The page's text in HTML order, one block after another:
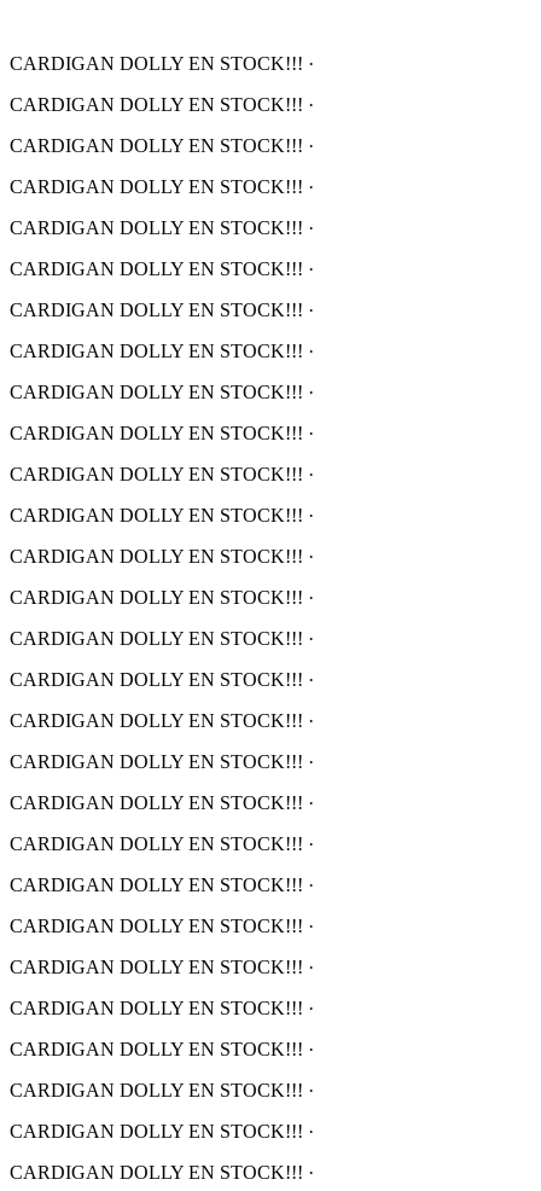
CARDIGAN DOLLY EN STOCK!!! ·
CARDIGAN DOLLY EN STOCK!!! ·
CARDIGAN DOLLY EN STOCK!!! ·
CARDIGAN DOLLY EN STOCK!!! ·
CARDIGAN DOLLY EN STOCK!!! ·
CARDIGAN DOLLY EN STOCK!!! ·
CARDIGAN DOLLY EN STOCK!!! ·
CARDIGAN DOLLY EN STOCK!!! ·
CARDIGAN DOLLY EN STOCK!!! ·
CARDIGAN DOLLY EN STOCK!!! ·
CARDIGAN DOLLY EN STOCK!!! ·
CARDIGAN DOLLY EN STOCK!!! ·
CARDIGAN DOLLY EN STOCK!!! ·
CARDIGAN DOLLY EN STOCK!!! ·
CARDIGAN DOLLY EN STOCK!!! ·
CARDIGAN DOLLY EN STOCK!!! ·
CARDIGAN DOLLY EN STOCK!!! ·
CARDIGAN DOLLY EN STOCK!!! ·
CARDIGAN DOLLY EN STOCK!!! ·
CARDIGAN DOLLY EN STOCK!!! ·
CARDIGAN DOLLY EN STOCK!!! ·
CARDIGAN DOLLY EN STOCK!!! ·
CARDIGAN DOLLY EN STOCK!!! ·
CARDIGAN DOLLY EN STOCK!!! ·
CARDIGAN DOLLY EN STOCK!!! ·
CARDIGAN DOLLY EN STOCK!!! ·
CARDIGAN DOLLY EN STOCK!!! ·
CARDIGAN DOLLY EN STOCK!!! ·